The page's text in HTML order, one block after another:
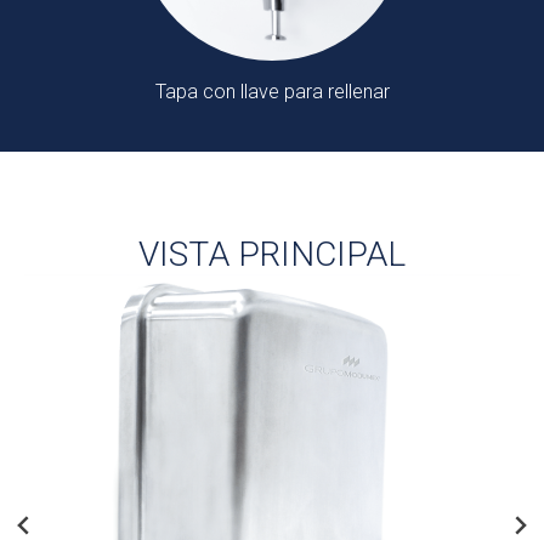
Tapa con llave para rellenar
VISTA PRINCIPAL